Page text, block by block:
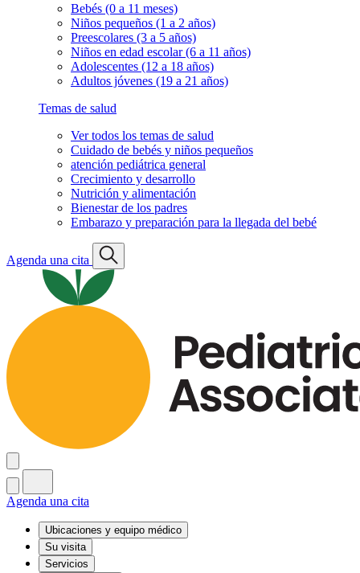
Bebés (0 a 11 meses)
Niños pequeños (1 a 2 años)
Preescolares (3 a 5 años)
Niños en edad escolar (6 a 11 años)
Adolescentes (12 a 18 años)
Adultos jóvenes (19 a 21 años)
Temas de salud
Ver todos los temas de salud
Cuidado de bebés y niños pequeños
atención pediátrica general
Crecimiento y desarrollo
Nutrición y alimentación
Bienestar de los padres
Embarazo y preparación para la llegada del bebé
Agenda una cita
Agenda una cita
Ubicaciones y equipo médico
Su visita
Servicios